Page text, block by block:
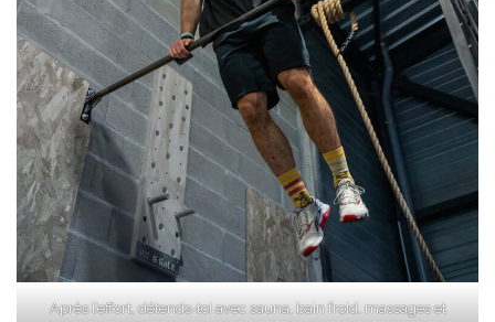
Après l’effort, détends-toi avec sauna, bain froid, massages et